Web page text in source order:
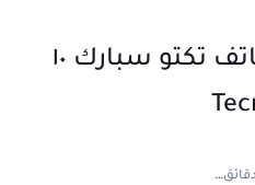
سعر ومواصفات هاتف تكتو سبارك ١٠